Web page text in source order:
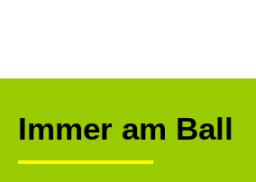
Immer am Ball